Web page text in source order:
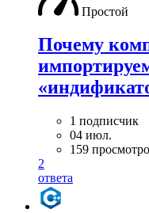
Простой
Почему
1 подписчик
04 июл.
159
2
ответа